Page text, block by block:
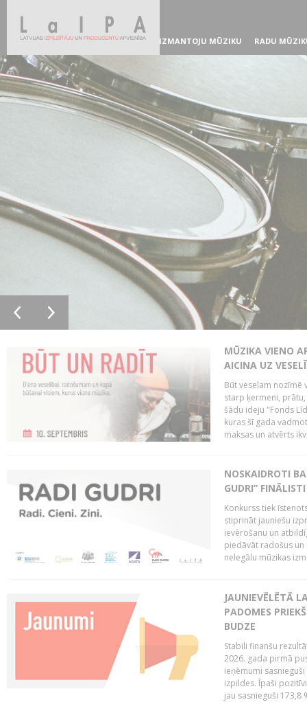
IZMANTOJU MŪZIKU RADU
MŪZIKA VIENO
AICINA UZ
Būt veselam nozīmē
starp ķermeni,
šādu ideju "Fonds
kuras šī gada
maksas un atvērts
NOSKAIDROTI
GUDRI” FINĀLISTI
Konkurss tiek
stiprināt jauniešu
ievērošanu un
piedāvāt radošus
nelegālu mūzikas
JAUNIEVĒLĒTĀ
PADOMES
BUDZE
Stabili finanšu
2026. gada pirmā
ieņēmumi
izpildes. Īpaši
jau sasnieguši 173,8